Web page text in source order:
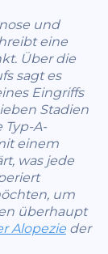
und
eine
Über die
sagt es
Eingriffs
Stadien
A-
einem
was jede
um
überhaupt
Alopezie der